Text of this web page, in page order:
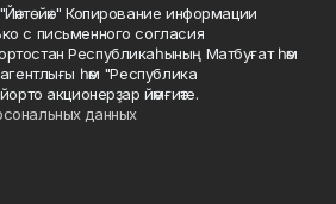
Копирование информации
с письменного согласия
Республикаһының Матбуғат һәм
һәм "Республика
акционерҙар йәмғиәте.
данных